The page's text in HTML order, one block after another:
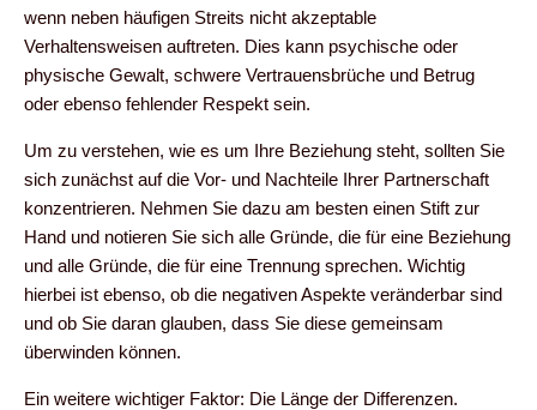
wenn neben häufigen Streits nicht akzeptable
Verhaltensweisen auftreten. Dies kann psychische oder
physische Gewalt, schwere Vertrauensbrüche und Betrug
oder ebenso fehlender Respekt sein.
Um zu verstehen, wie es um Ihre Beziehung steht, sollten Sie
sich zunächst auf die Vor- und Nachteile Ihrer Partnerschaft
konzentrieren. Nehmen Sie dazu am besten einen Stift zur
Hand und notieren Sie sich alle Gründe, die für eine Beziehung
und alle Gründe, die für eine Trennung sprechen. Wichtig
hierbei ist ebenso, ob die negativen Aspekte veränderbar sind
und ob Sie daran glauben, dass Sie diese gemeinsam
überwinden können.
Ein weitere wichtiger Faktor: Die Länge der Differenzen.